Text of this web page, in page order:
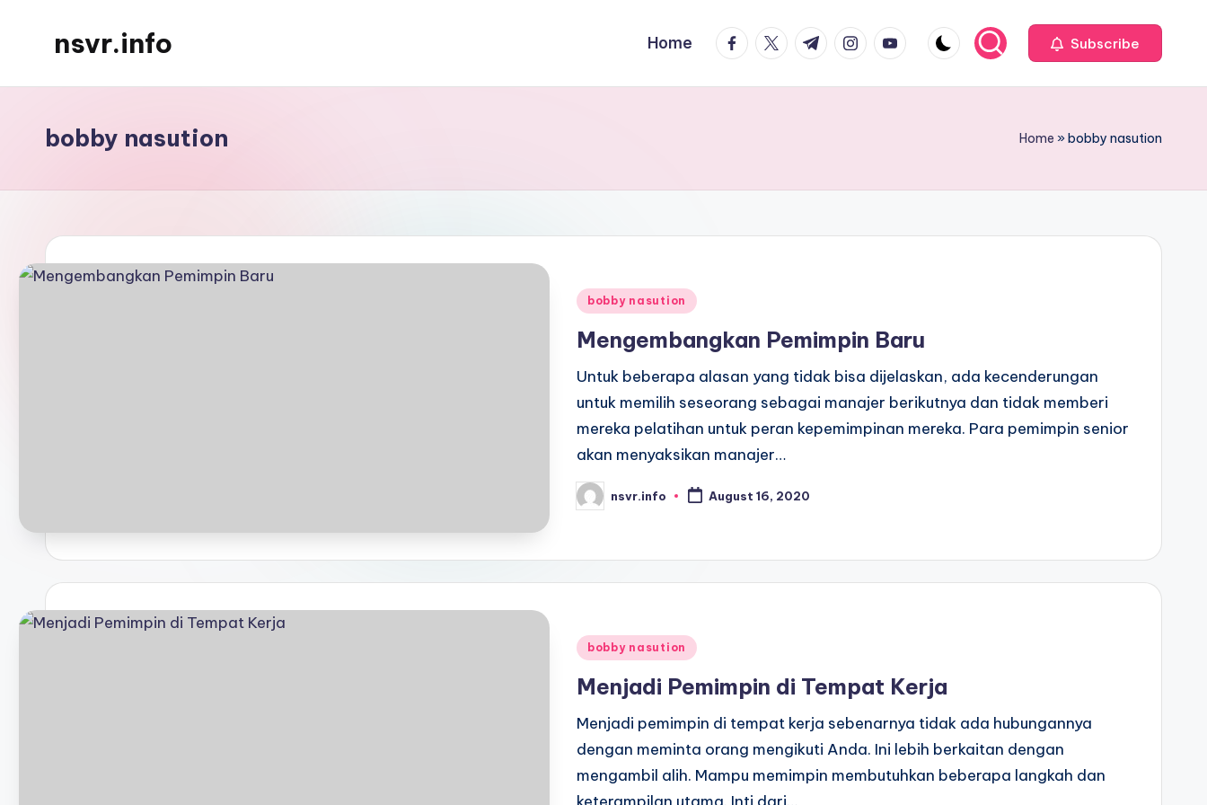
nsvr.info
Tersaji
Dengan
Home facebook.com
twitter.com
t.me instagram.com
youtube.com Subscribe
bobby nasution Home »bobby nasution
Posted
bobby nasution
Mengembangkan Pemimpin Baru
Untuk beberapa alasan yang tidak bisa dijelaskan, ada kecenderungan
untuk memilih seseorang sebagai manajer berikutnya dan tidak memberi
mereka pelatihan untuk peran kepemimpinan mereka. Para pemimpin senior
akan menyaksikan manajer…
Posted
by
nsvr.info August 16, 2020
Posted
bobby nasution
Menjadi Pemimpin di Tempat Kerja
Menjadi pemimpin di tempat kerja sebenarnya tidak ada hubungannya
dengan meminta orang mengikuti Anda. Ini lebih berkaitan dengan
mengambil alih. Mampu memimpin membutuhkan beberapa langkah dan